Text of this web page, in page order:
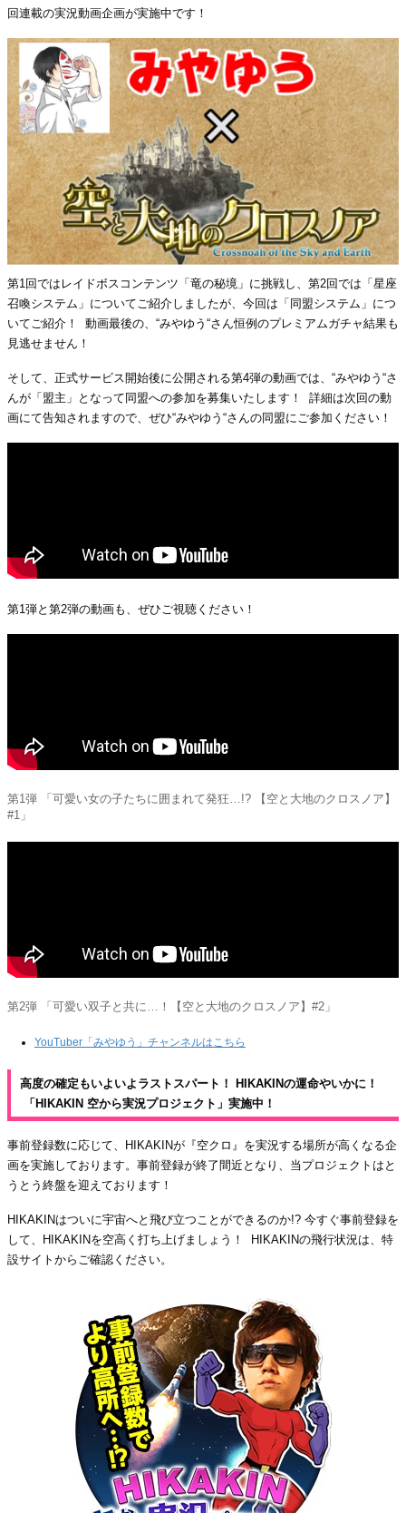
回連載の実況動画企画が実施中です！
第1回ではレイドボスコンテンツ「竜の秘境」に挑戦し、第2回では「星座
召喚システム」についてご紹介しましたが、今回は「同盟システム」につ
いてご紹介！ 動画最後の、“みやゆう“さん恒例のプレミアムガチャ結果も
見逃せません！
そして、正式サービス開始後に公開される第4弾の動画では、“みやゆう“さ
んが「盟主」となって同盟への参加を募集いたします！ 詳細は次回の動
画にて告知されますので、ぜひ“みやゆう“さんの同盟にご参加ください！
第1弾と第2弾の動画も、ぜひご視聴ください！
第1弾 「可愛い女の子たちに囲まれて発狂…!? 【空と大地のクロスノア】
#1」
第2弾 「可愛い双子と共に…！【空と大地のクロスノア】#2」
YouTuber「みやゆう」チャンネルはこちら
高度の確定もいよいよラストスパート！ HIKAKINの運命やいかに！
「HIKAKIN 空から実況プロジェクト」実施中！
事前登録数に応じて、HIKAKINが『空クロ』を実況する場所が高くなる企
画を実施しております。事前登録が終了間近となり、当プロジェクトはと
うとう終盤を迎えております！
HIKAKINはついに宇宙へと飛び立つことができるのか!? 今すぐ事前登録を
して、HIKAKINを空高く打ち上げましょう！ HIKAKINの飛行状況は、特
設サイトからご確認ください。